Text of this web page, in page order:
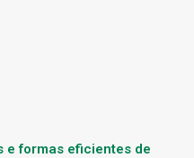
e formas eficientes de